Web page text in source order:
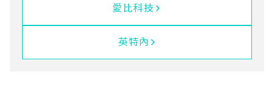
愛比科技
英特內